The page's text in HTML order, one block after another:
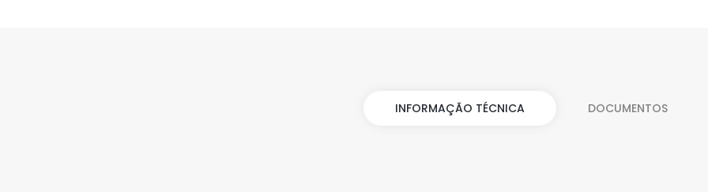
INFORMAÇÃO TÉCNICA DOCUMENTOS